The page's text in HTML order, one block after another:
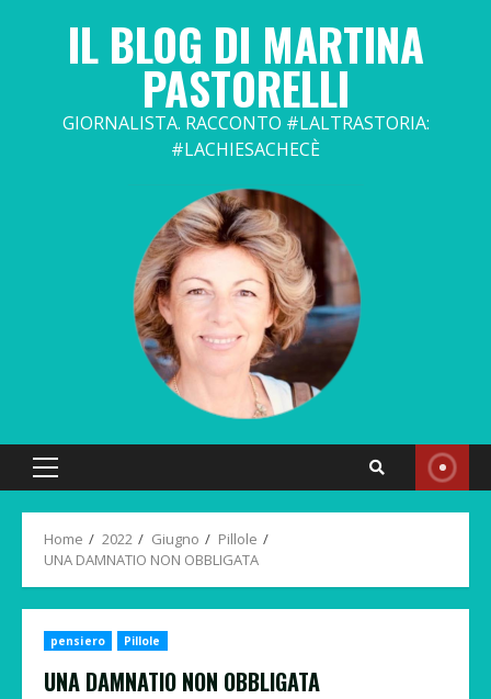
IL BLOG DI MARTINA
PASTORELLI
GIORNALISTA. RACCONTO #LALTRASTORIA:
#LACHIESACHECÈ
Primary
Home 2022 Giugno
Pillole
UNA DAMNATIO NON OBBLIGATA
pensiero Pillole
UNA DAMNATIO NON OBBLIGATA